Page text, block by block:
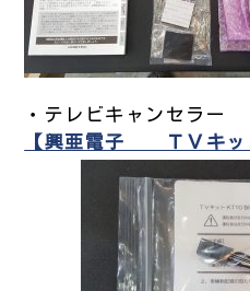
・テレビキャンセラー
【興亜電子 ＴＶキッ